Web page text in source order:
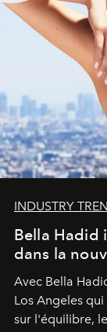
INDUSTRY
Bella Hadid
dans la
Avec Bella
Los Angeles
sur l'équilibre,